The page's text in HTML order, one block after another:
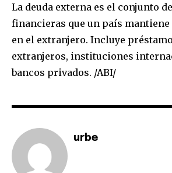
Join our community
conversation.
To subscribe, simply enter your email
or click the subscribe button below. Don't
La deuda externa es el conjunto
financieras que un país mantiene
en el extranjero. Incluye
extranjeros, instituciones
bancos privados. /ABI/
urbe